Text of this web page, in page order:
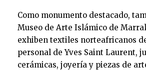
Como monumento destacado,
Museo de Arte Islámico de
exhiben textiles norteafricanos
personal de Yves Saint Laurent,
cerámicas, joyería y piezas de